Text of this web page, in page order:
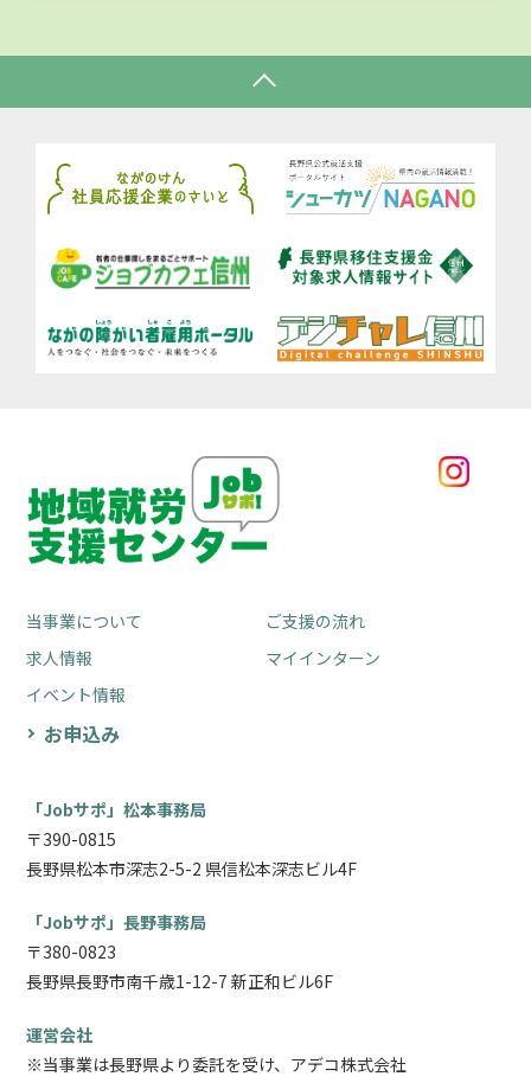
当事業について
ご支援の流れ
求人情報
マイインターン
イベント情報
お申込み
「Jobサポ」松本事務局
〒390-0815
長野県松本市深志2-5-2 県信松本深志ビル4F
「Jobサポ」長野事務局
〒380-0823
長野県長野市南千歳1-12-7 新正和ビル6F
運営会社
※当事業は長野県より委託を受け、アデコ株式会社